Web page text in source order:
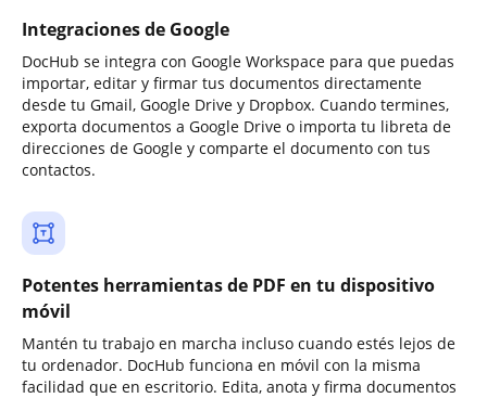
Integraciones de Google
DocHub se integra con Google Workspace para que puedas
importar, editar y firmar tus documentos directamente
desde tu Gmail, Google Drive y Dropbox. Cuando termines,
exporta documentos a Google Drive o importa tu libreta de
direcciones de Google y comparte el documento con tus
contactos.
Potentes herramientas de PDF en tu dispositivo
móvil
Mantén tu trabajo en marcha incluso cuando estés lejos de
tu ordenador. DocHub funciona en móvil con la misma
facilidad que en escritorio. Edita, anota y firma documentos